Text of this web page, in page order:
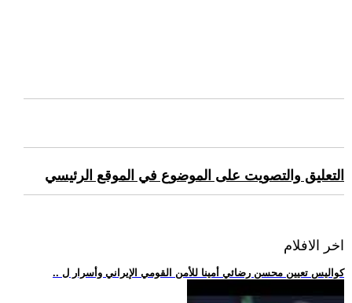
التعليق والتصويت على الموضوع في الموقع الرئيسي
اخر الافلام
.. كواليس تعيين محسن رضائي أمينا للأمن القومي الإيراني وأسرار ل